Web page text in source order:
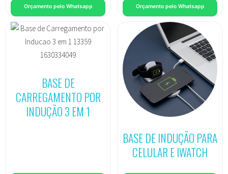
Orçamento pelo Whatsapp Orçamento pelo Whatsapp
BASE DE
CARREGAMENTO POR
INDUÇÃO 3 EM 1
BASE DE INDUÇÃO PARA
CELULAR E IWATCH